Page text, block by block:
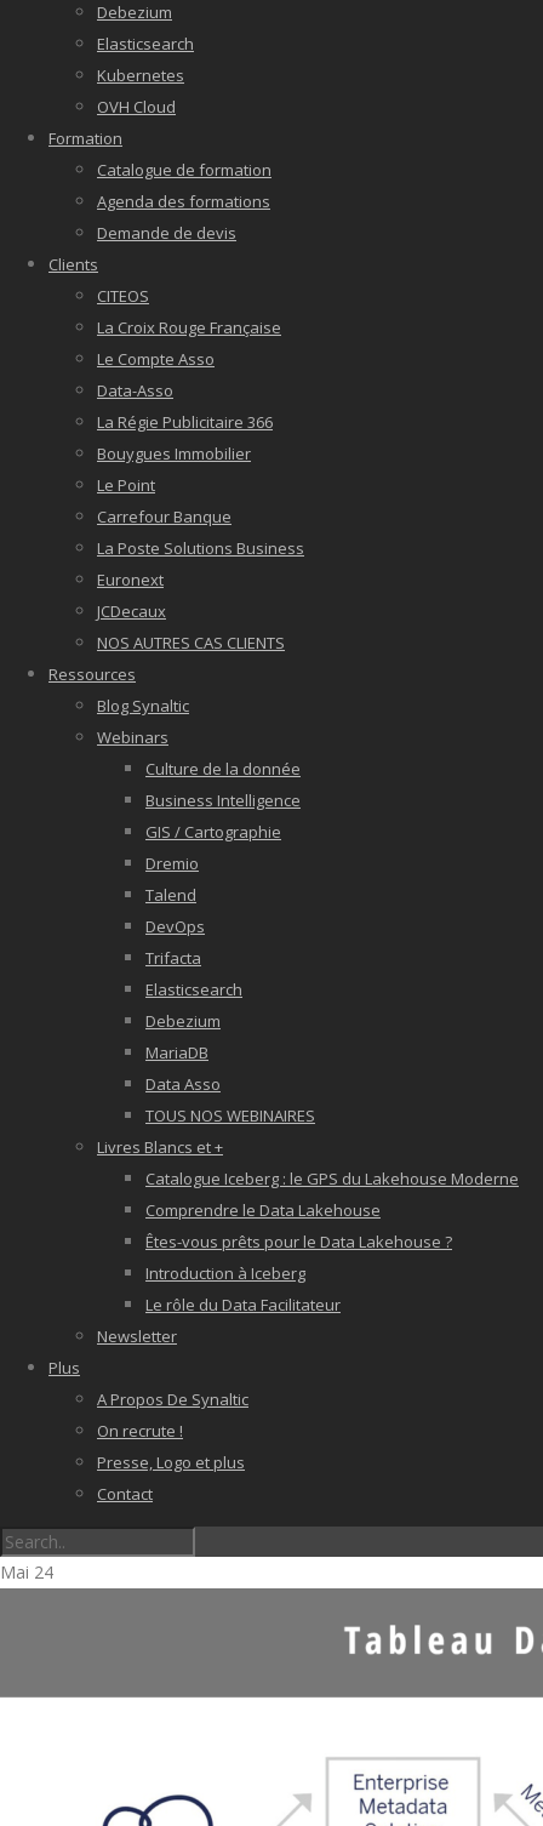
Debezium
Elasticsearch
Kubernetes
OVH Cloud
Formation
Catalogue de formation
Agenda des formations
Demande de devis
Clients
CITEOS
La Croix Rouge Française
Le Compte Asso
Data-Asso
La Régie Publicitaire 366
Bouygues Immobilier
Le Point
Carrefour Banque
La Poste Solutions Business
Euronext
JCDecaux
NOS AUTRES CAS CLIENTS
Ressources
Blog Synaltic
Webinars
Culture de la donnée
Business Intelligence
GIS / Cartographie
Dremio
Talend
DevOps
Trifacta
Elasticsearch
Debezium
MariaDB
Data Asso
TOUS NOS WEBINAIRES
Livres Blancs et +
Catalogue Iceberg : le GPS du Lakehouse Moderne
Comprendre le Data Lakehouse
Êtes-vous prêts pour le Data Lakehouse ?
Introduction à Iceberg
Le rôle du Data Facilitateur
Newsletter
Plus
A Propos De Synaltic
On recrute !
Presse, Logo et plus
Contact
Mai 24